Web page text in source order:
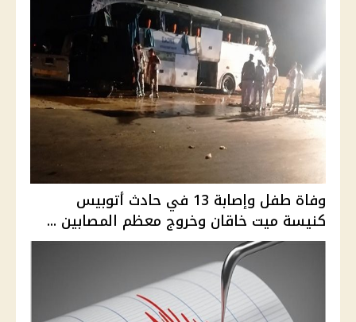
وفاة طفل وإصابة 13 في حادث أتوبيس
كنيسة ميت خاقان وخروج معظم المصابين ...